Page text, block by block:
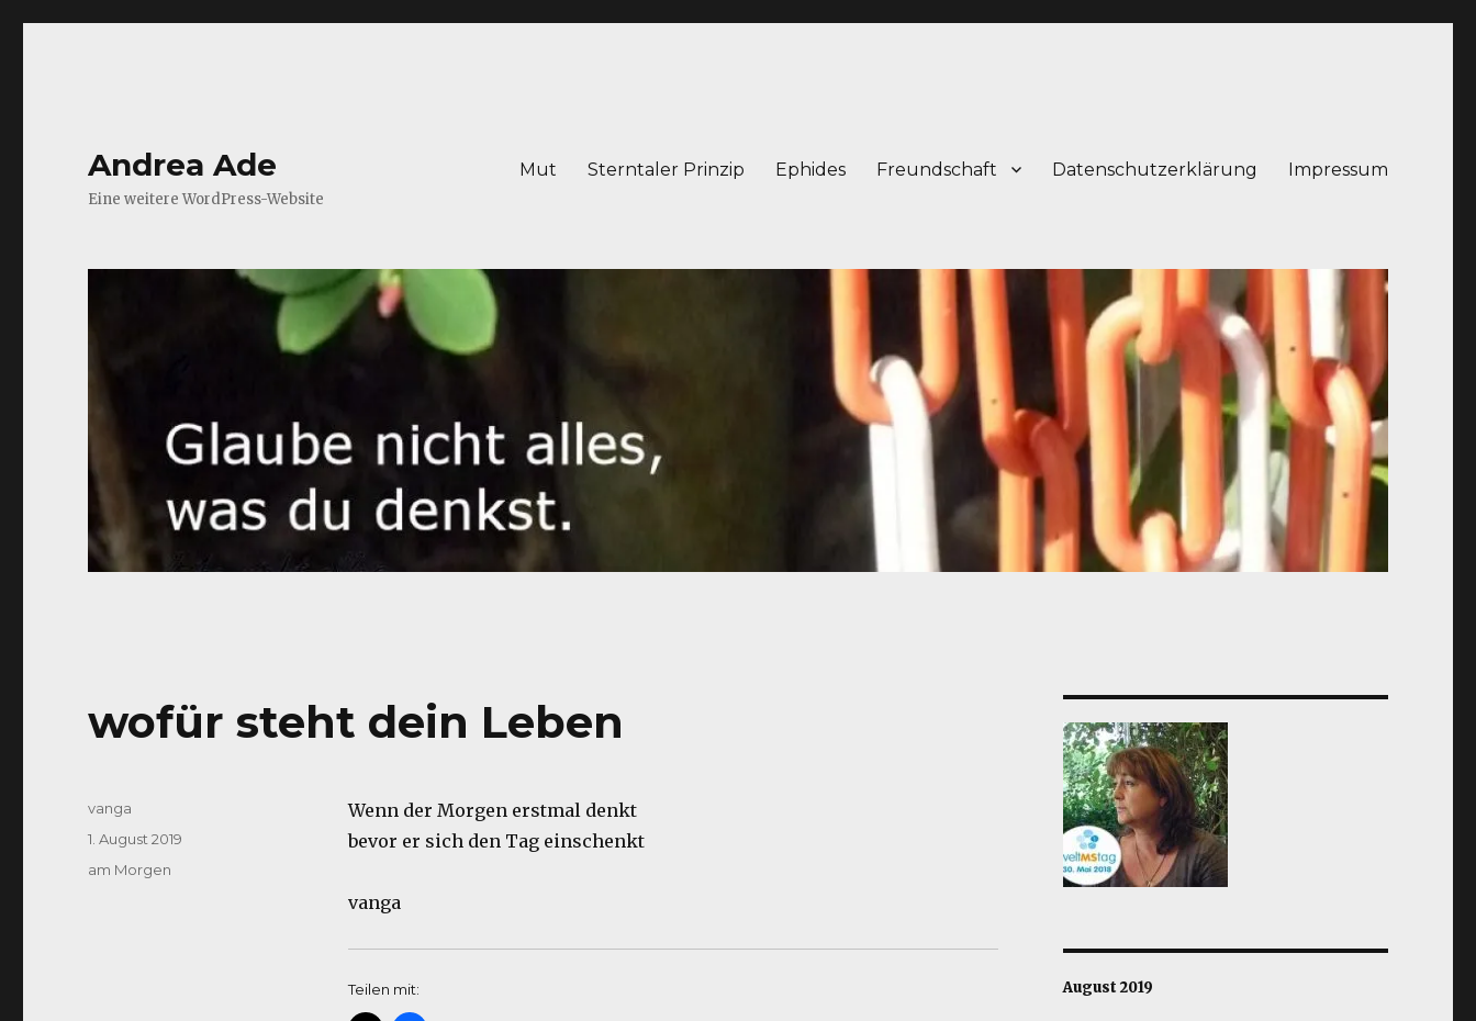
Andrea Ade
Eine weitere WordPress-Website
Mut Sterntaler Prinzip Ephides Freundschaft Datenschutzerklärung Impressum
wofür steht dein Leben
Wenn der Morgen erstmal denkt
bevor er sich den Tag einschenkt
vanga
Teilen mit:
Autor
vanga
Veröffentlicht
1. August 2019
Kategorien
am Morgen
August 2019